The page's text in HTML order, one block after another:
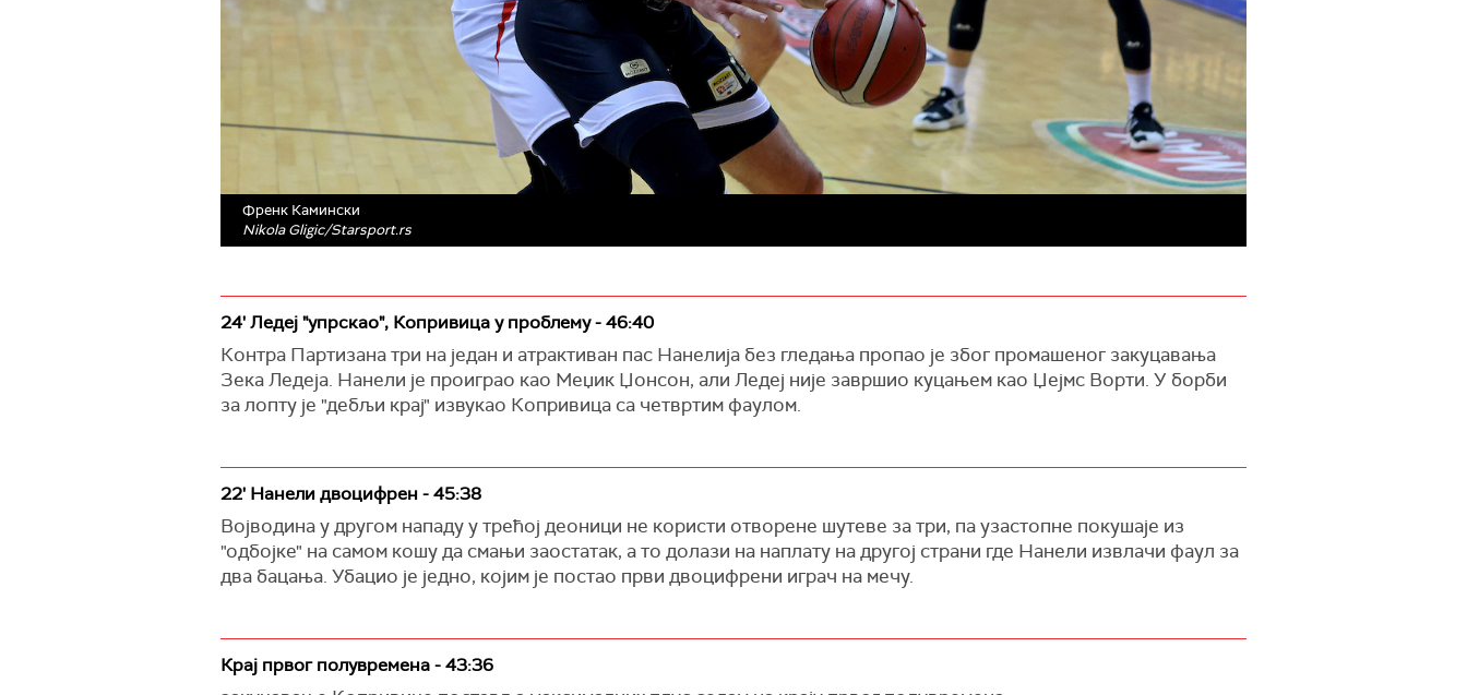
Френк Камински
Nikola Gligic/Starsport.rs
24' Ледеј "упрскао", Копривица у проблему - 46:40
Контра Партизана три на један и атрактиван пас Нанелија без гледања пропао је због промашеног закуцавања
Зека Ледеја. Нанели је проиграо као Меџик Џонсон, али Ледеј није завршио куцањем као Џејмс Ворти. У борби
за лопту је "дебљи крај" извукао Копривица са четвртим фаулом.
22' Нанели двоцифрен - 45:38
Војводина у другом нападу у трећој деоници не користи отворене шутеве за три, па узастопне покушаје из
"одбојке" на самом кошу да смањи заостатак, а то долази на наплату на другој страни где Нанели извлачи фаул за
два бацања. Убацио је једно, којим је постао први двоцифрени играч на мечу.
Крај првог полувремена - 43:36